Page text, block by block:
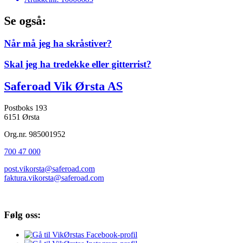
Se også:
Når må jeg ha skråstiver?
Skal jeg ha tredekke eller gitterrist?
Saferoad Vik Ørsta AS
Postboks 193
6151 Ørsta
Org.nr. 985001952
700 47 000
post.vikorsta@saferoad.com
faktura.vikorsta@saferoad.com
Følg oss: